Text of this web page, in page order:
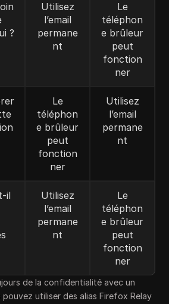
?
Utilisez
l’email
permane
nt
Le
téléphon
e brûleur
peut
fonction
ner
Le
téléphon
e brûleur
peut
fonction
ner
Utilisez
l’email
permane
nt
il
Utilisez
l’email
permane
nt
Le
téléphon
e brûleur
peut
fonction
ner
de la confidentialité avec un
utiliser des alias Firefox Relay